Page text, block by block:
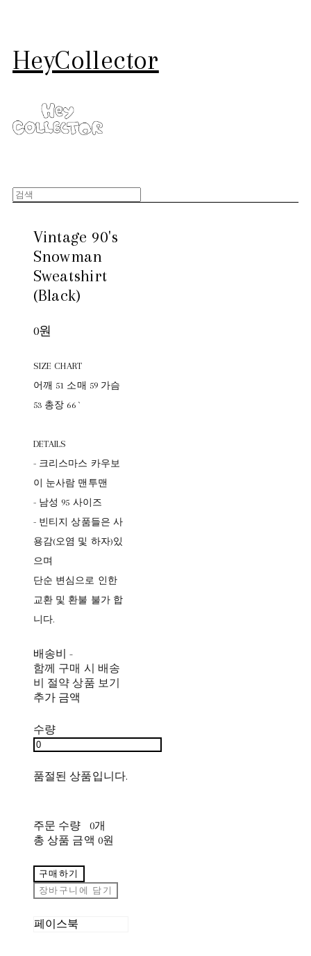
HeyCollector
Vintage 90's
Snowman
Sweatshirt
(Black)
0원
SIZE CHART
어깨 51 소매 59 가슴
53 총장 66 `
DETAILS
- 크리스마스 카우보
이 눈사람 맨투맨
- 남성 95 사이즈
- 빈티지 상품들은 사
용감(오염 및 하자)있
으며
단순 변심으로 인한
교환 및 환불 불가 합
니다.
배송비-
함께 구매 시 배송
비 절약 상품 보기
추가 금액
수량
품절된 상품입니다.
주문 수량
0개
총 상품 금액 0원
구매하기
장바구니에 담기
페이스북